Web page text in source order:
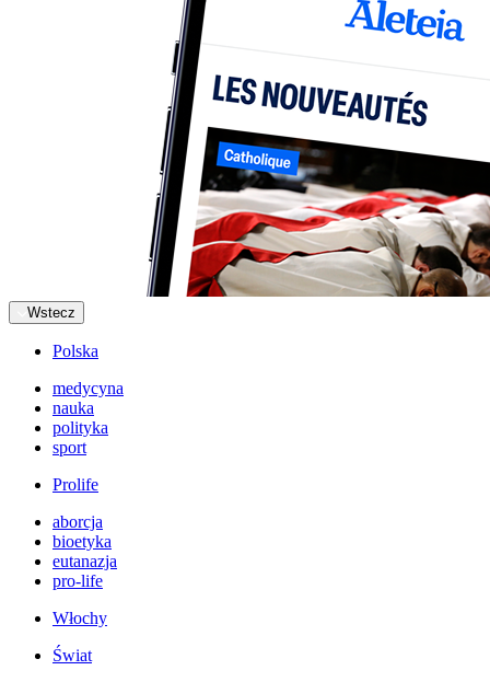
Wstecz
Polska
medycyna
nauka
polityka
sport
Prolife
aborcja
bioetyka
eutanazja
pro-life
Włochy
Świat